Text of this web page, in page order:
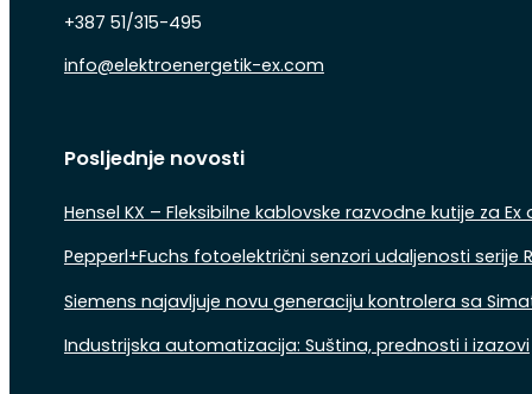
+387 51/315-495
info@elektroenergetik-ex.com
Posljednje novosti
Hensel KX – Fleksibilne kablovske razvodne kutije za Ex
Pepperl+Fuchs fotoelektrični senzori udaljenosti
Siemens najavljuje novu generaciju kontrolera sa
Industrijska automatizacija: Suština, prednosti i izazovi